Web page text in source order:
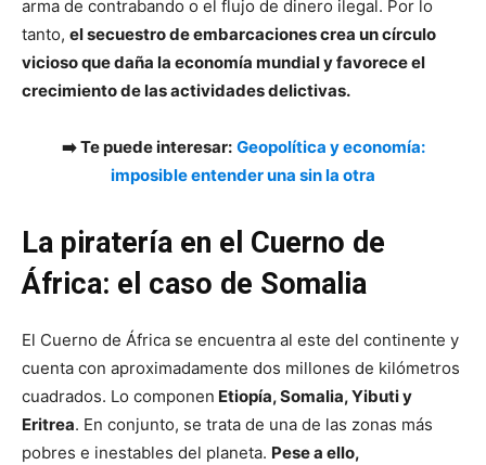
arma de contrabando o el flujo de dinero ilegal. Por lo
tanto, el secuestro de embarcaciones crea un círculo
vicioso que daña la economía mundial y favorece el
crecimiento de las actividades delictivas.
➡️ Te puede interesar: Geopolítica y economía:
imposible entender una sin la otra
La piratería en el Cuerno de
África: el caso de Somalia
El Cuerno de África se encuentra al este del continente y
cuenta con aproximadamente dos millones de kilómetros
cuadrados. Lo componen Etiopía, Somalia, Yibuti y
Eritrea. En conjunto, se trata de una de las zonas más
pobres e inestables del planeta. Pese a ello,